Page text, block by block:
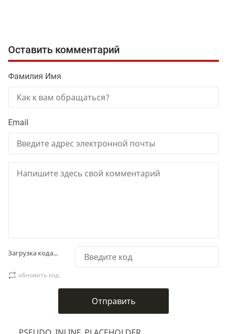
Оставить комментарий
Фамилия Имя
Email
Загрузка кода...
обновить код